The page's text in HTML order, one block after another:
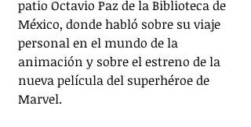
patio Octavio Paz de la Biblioteca de
México, donde habló sobre su viaje
personal en el mundo de la
animación y sobre el estreno de la
nueva película del superhéroe de
Marvel.